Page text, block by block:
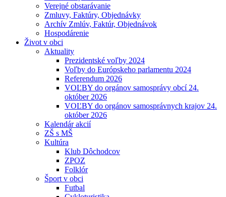
Verejné obstarávanie
Zmluvy, Faktúry, Objednávky
Archív Zmlúv, Faktúr, Objednávok
Hospodárenie
Život v obci
Aktuality
Prezidentské voľby 2024
Voľby do Európskeho parlamentu 2024
Referendum 2026
VOĽBY do orgánov samosprávy obcí 24.
október 2026
VOĽBY do orgánov samosprávnych krajov 24.
október 2026
Kalendár akcií
ZŠ s MŠ
Kultúra
Klub Dôchodcov
ZPOZ
Folklór
Šport v obci
Futbal